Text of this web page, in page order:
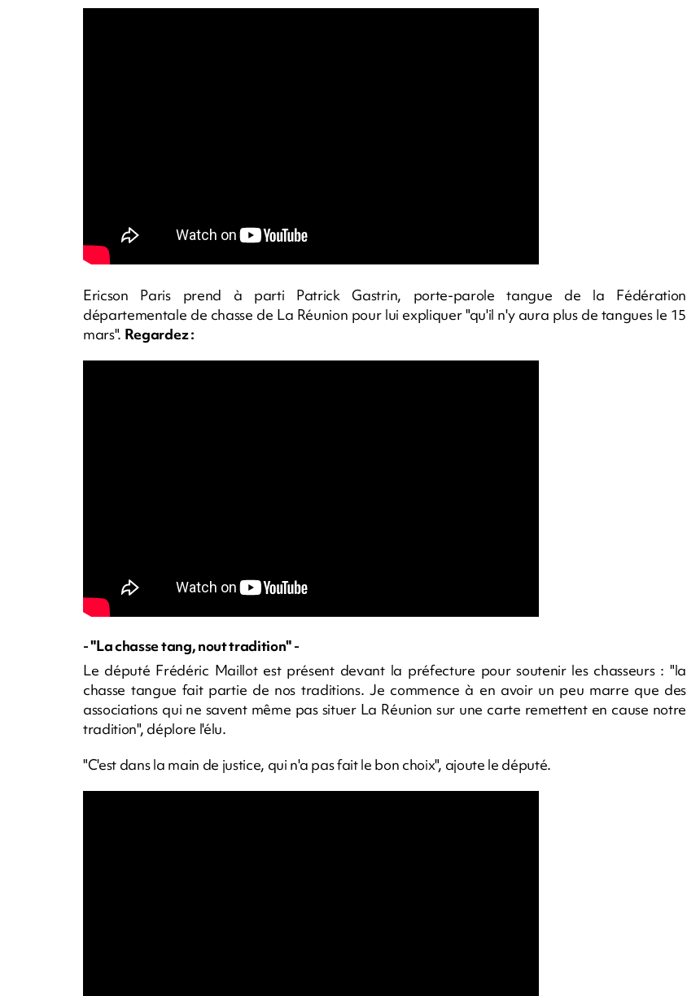
Ericson Paris prend à parti Patrick Gastrin, porte-parole tangue de la Fédération
départementale de chasse de La Réunion pour lui expliquer "qu'il n'y aura plus de tangues le 15
mars". Regardez :
- "La chasse tang, nout tradition" -
Le député Frédéric Maillot est présent devant la préfecture pour soutenir les chasseurs : "la
chasse tangue fait partie de nos traditions. Je commence à en avoir un peu marre que des
associations qui ne savent même pas situer La Réunion sur une carte remettent en cause notre
tradition", déplore l'élu.
"C'est dans la main de justice, qui n'a pas fait le bon choix", ajoute le député.